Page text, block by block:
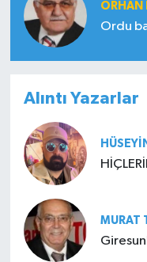
ORHAN
Ordu
Alıntı Yazarlar
MURAT